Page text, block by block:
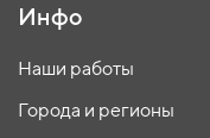
Инфо
Наши работы
Города и регионы